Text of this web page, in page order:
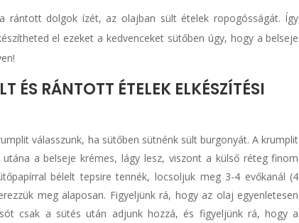
rántott dolgok ízét, az olajban sült ételek ropogósságát. Így
el ezeket a kedvenceket sütőben úgy, hogy a belseje
ÉS RÁNTOTT ÉTELEK ELKÉSZÍTÉSI
válasszunk, ha sütőben sütnénk sült burgonyát. A krumplit
a belseje krémes, lágy lesz, viszont a külső réteg finom
bélelt tepsire tennék, locsoljuk meg 3-4 evőkanál (4
meg alaposan. Figyeljünk rá, hogy az olaj egyenletesen
csak a sütés után adjunk hozzá, és figyeljünk rá, hogy a